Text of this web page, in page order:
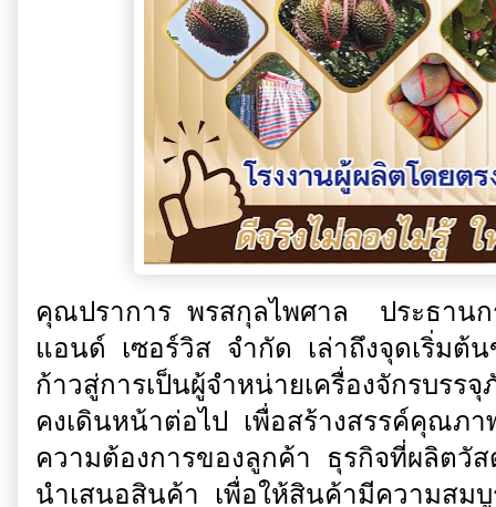
คุณปราการ พรสกุลไพศาล ประธาน
แอนด์ เซอร์วิส จำกัด เล่าถึงจุดเริ่ม
ก้าวสู่การเป็นผู้จำหน่ายเครื่องจักรบร
คงเดินหน้าต่อไป เพื่อสร้างสรรค์คุณภ
ความต้องการของลูกค้า ธุรกิจที่ผลิต
นำเสนอสินค้า เพื่อให้สินค้ามีความส